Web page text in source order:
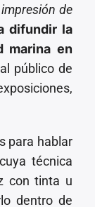
de
difundir la
marina en
público de
para hablar
técnica
con tinta u
dentro de